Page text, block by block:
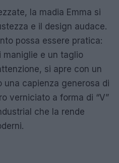
la madia Emma si
e il design audace.
possa essere pratica:
e un taglio
si apre con un
capienza generosa di
verniciato a forma di “V”
che la rende